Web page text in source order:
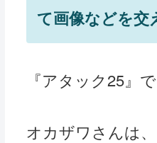
て画像などを交
『アタック25』
オカザワさんは